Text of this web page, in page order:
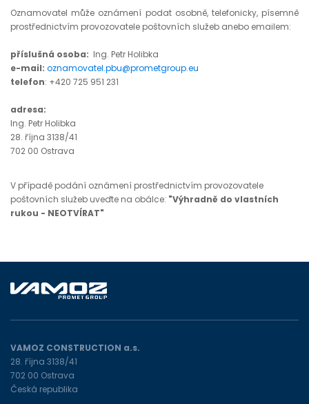
Oznamovatel může oznámení podat osobně, telefonicky, písemně
prostřednictvím provozovatele poštovních služeb anebo emailem:
příslušná osoba: Ing. Petr Holibka
e-mail: oznamovatel.pbu@prometgroup.eu
telefon: +420 725 951 231
adresa:
Ing. Petr Holibka
28. října 3138/41
702 00 Ostrava
V případě podání oznámení prostřednictvím provozovatele
poštovních služeb uveďte na obálce: "Výhradně do vlastních
rukou - NEOTVÍRAT"
VAMOZ CONSTRUCTION a.s.
28. října 3138/41
702 00 Ostrava
Česká republika